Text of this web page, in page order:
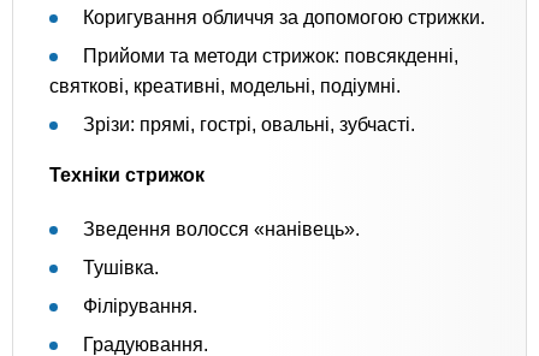
Коригування обличчя за допомогою стрижки.
Прийоми та методи стрижок: повсякденні,
святкові, креативні, модельні, подіумні.
Зрізи: прямі, гострі, овальні, зубчасті.
Техніки стрижок
Зведення волосся «нанівець».
Тушівка.
Філірування.
Градуювання.